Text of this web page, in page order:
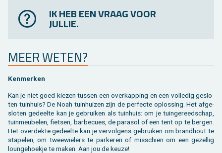
IK HEB EEN VRAAG VOOR
JULLIE.
MEER WETEN?
Ken­mer­ken
Kan je niet goed kie­zen tus­sen een over­kap­ping en een vol­le­dig ge­slo­
ten tuin­huis? De Noah tuin­hui­zen zijn de per­fec­te op­los­sing. Het af­ge­
slo­ten ge­deel­te kan je ge­brui­ken als tuin­huis: om je tuin­ge­reed­schap,
tuin­meu­be­len, fiet­sen, bar­be­cues, de pa­ra­sol of een tent op te ber­gen.
Het over­dek­te ge­deel­te kan je ver­vol­gens ge­brui­ken om brand­hout te
sta­pe­len, om twee­wie­lers te par­ke­ren of mis­schien om een ge­zel­lig
loun­ge­hoek­je te maken. Aan jou de keuze!